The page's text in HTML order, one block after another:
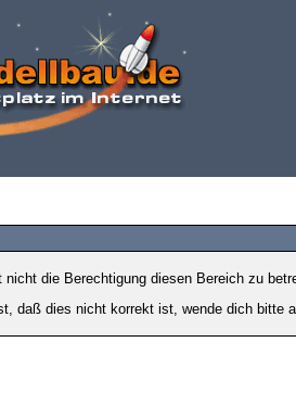
nicht die Berechtigung diesen Bereich zu
daß dies nicht korrekt ist, wende dich bitte